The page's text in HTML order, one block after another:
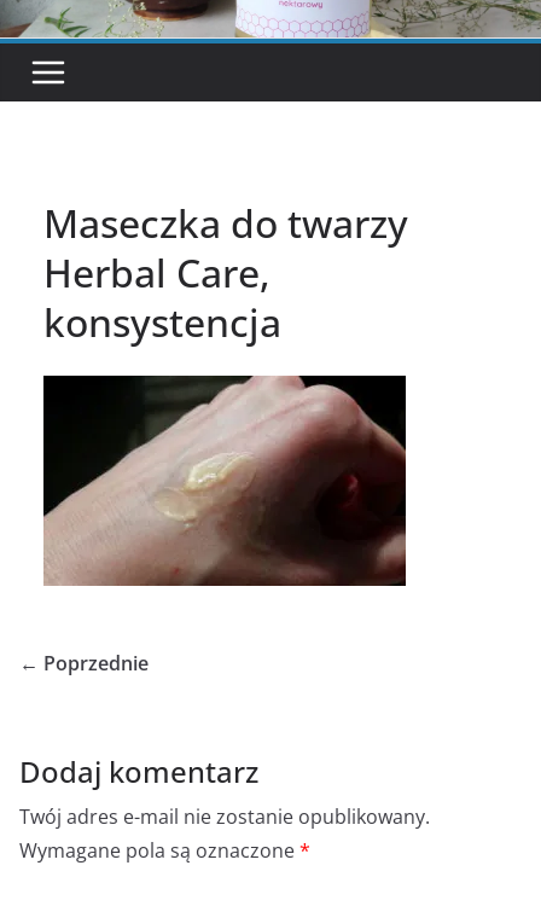
Maseczka do twarzy
Herbal Care,
konsystencja
← Poprzednie
Dodaj komentarz
Twój adres e-mail nie zostanie opublikowany.
Wymagane pola są oznaczone*